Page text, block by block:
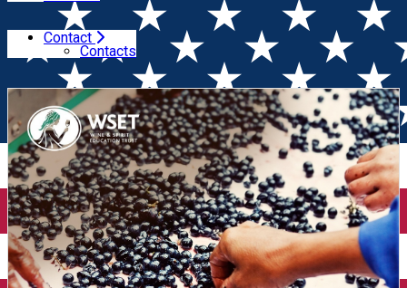
Contact
Contacts
Home Wine Courses
WSET Level 3 Award in Wines
(Bucuresti)